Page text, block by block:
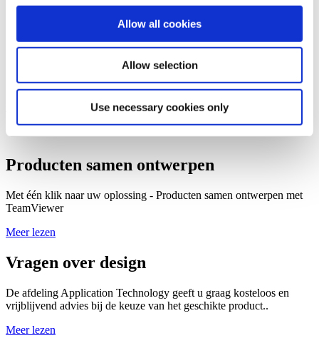
Allow all cookies
Allow selection
Use necessary cookies only
Construeren met Murtfeldt
(toepassingstechnologie) biedt u geheel kosteloos en
zonder verplichtingen ondersteuning.
Producten samen ontwerpen
Met één klik naar uw oplossing - Producten samen ontwerpen met
TeamViewer
Meer lezen
Vragen over design
De afdeling Application Technology geeft u graag kosteloos en
vrijblijvend advies bij de keuze van het geschikte product..
Meer lezen